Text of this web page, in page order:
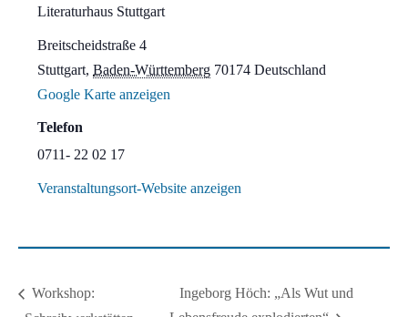
Literaturhaus Stuttgart
Breitscheidstraße 4
Stuttgart, Baden-Württemberg 70174 Deutschland
Google Karte anzeigen
Telefon
0711- 22 02 17
Veranstaltungsort-Website anzeigen
Workshop:
Ingeborg Höch: „Als Wut und